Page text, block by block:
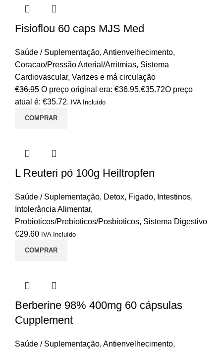
Fisioflou 60 caps MJS Med
Saúde / Suplementação, Antienvelhecimento,
Coracao/Pressão Arterial/Arritmias, Sistema
Cardiovascular, Varizes e má circulação
€36.95 O preço original era: €36.95.€35.72O preço
atual é: €35.72. IVA Incluído
COMPRAR
L Reuteri pó 100g Heiltropfen
Saúde / Suplementação, Detox, Figado, Intestinos,
Intolerância Alimentar,
Probioticos/Prebioticos/Posbioticos, Sistema Digestivo
€29.60 IVA Incluído
COMPRAR
Berberine 98% 400mg 60 cápsulas
Cupplement
Saúde / Suplementação, Antienvelhecimento,